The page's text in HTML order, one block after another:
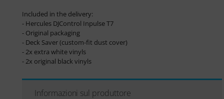
Included in the delivery:
- Hercules DJControl Inpulse T7
- Original packaging
- Deck Saver (custom-fit dust cover)
- 2x extra white vinyls
- 2x original black vinyls
Informazioni sul produttore